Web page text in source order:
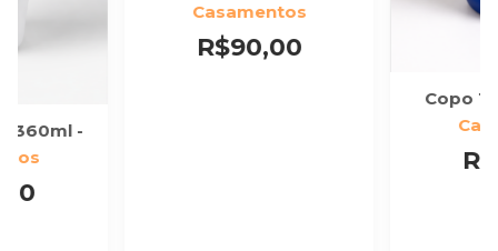
360ml -
Casamentos
R$90,00
Copo